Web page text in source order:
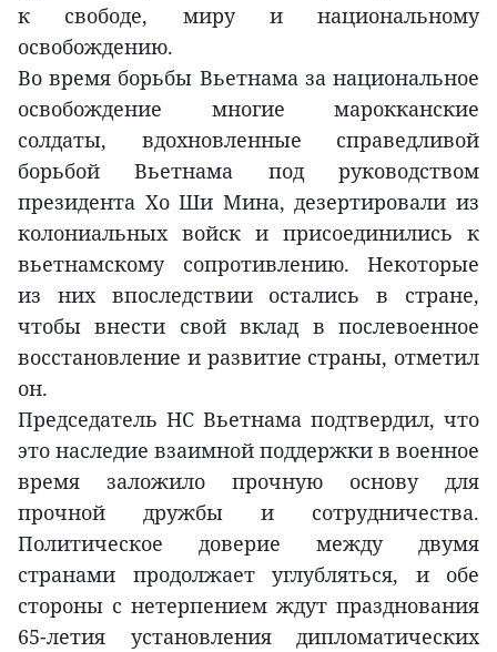
к свободе, миру и национальному
освобождению.
Во время борьбы Вьетнама за национальное
освобождение многие марокканские
солдаты, вдохновленные справедливой
борьбой Вьетнама под руководством
президента Хо Ши Мина, дезертировали из
колониальных войск и присоединились к
вьетнамскому сопротивлению. Некоторые
из них впоследствии остались в стране,
чтобы внести свой вклад в послевоенное
восстановление и развитие страны, отметил
он.
Председатель НС Вьетнама подтвердил, что
это наследие взаимной поддержки в военное
время заложило прочную основу для
прочной дружбы и сотрудничества.
Политическое доверие между двумя
странами продолжает углубляться, и обе
стороны с нетерпением ждут празднования
65-летия установления дипломатических